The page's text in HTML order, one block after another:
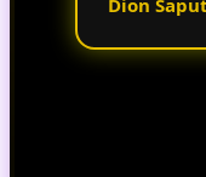
Dion